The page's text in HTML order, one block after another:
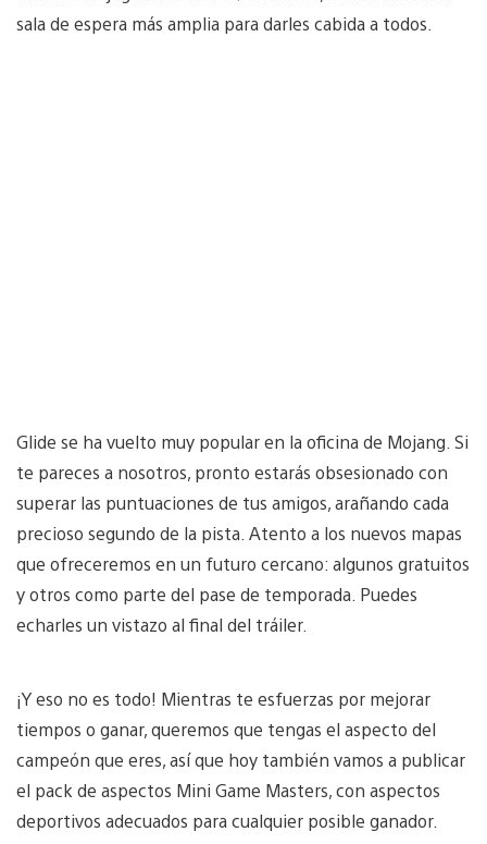
sala de espera más amplia para darles cabida a todos.
Glide se ha vuelto muy popular en la oficina de Mojang. Si
te pareces a nosotros, pronto estarás obsesionado con
superar las puntuaciones de tus amigos, arañando cada
precioso segundo de la pista. Atento a los nuevos mapas
que ofreceremos en un futuro cercano: algunos gratuitos
y otros como parte del pase de temporada. Puedes
echarles un vistazo al final del tráiler.
¡Y eso no es todo! Mientras te esfuerzas por mejorar
tiempos o ganar, queremos que tengas el aspecto del
campeón que eres, así que hoy también vamos a publicar
el pack de aspectos Mini Game Masters, con aspectos
deportivos adecuados para cualquier posible ganador.